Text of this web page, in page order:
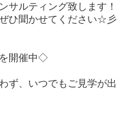
サルティング致します！
ひ聞かせてください☆彡
開催中◇
ず、いつでもご見学が出